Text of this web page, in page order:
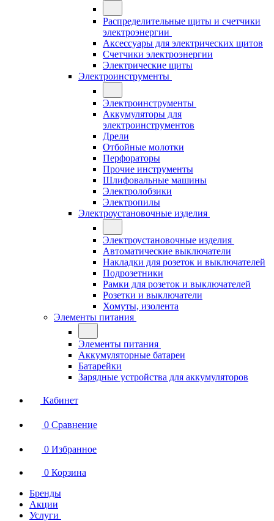
Распределительные щиты и счетчики
электроэнергии
Аксессуары для электрических щитов
Счетчики электроэнергии
Электрические щиты
Электроинструменты
Электроинструменты
Аккумуляторы для
электроинструментов
Дрели
Отбойные молотки
Перфораторы
Прочие инструменты
Шлифовальные машины
Электролобзики
Электропилы
Электроустановочные изделия
Электроустановочные изделия
Автоматические выключатели
Накладки для розеток и выключателей
Подрозетники
Рамки для розеток и выключателей
Розетки и выключатели
Хомуты, изолента
Элементы питания
Элементы питания
Аккумуляторные батареи
Батарейки
Зарядные устройства для аккумуляторов
Кабинет
0 Сравнение
0 Избранное
0 Корзина
Бренды
Акции
Услуги